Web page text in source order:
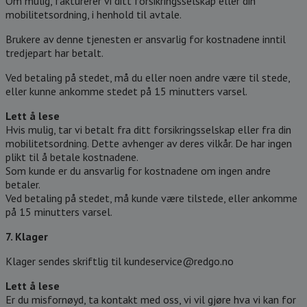
mobilitetsordning, i henhold til avtale.
Brukere av denne tjenesten er ansvarlig for kostnadene inntil
tredjepart har betalt.
Ved betaling på stedet, må du eller noen andre være til stede,
eller kunne ankomme stedet på 15 minutters varsel.
Lett å lese
Hvis mulig, tar vi betalt fra ditt forsikringsselskap eller fra din
mobilitetsordning. Dette avhenger av deres vilkår. De har ingen
plikt til å betale kostnadene.
Som kunde er du ansvarlig for kostnadene om ingen andre
betaler.
Ved betaling på stedet, må kunde være tilstede, eller ankomme
på 15 minutters varsel.
7. Klager
Klager sendes skriftlig til kundeservice@redgo.no
Lett å lese
Er du misfornøyd, ta kontakt med oss, vi vil gjøre hva vi kan for